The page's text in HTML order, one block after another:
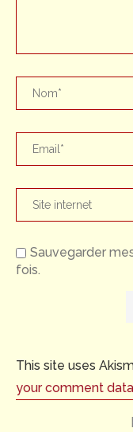
Sauvegarder
fois.
This site uses
your comment